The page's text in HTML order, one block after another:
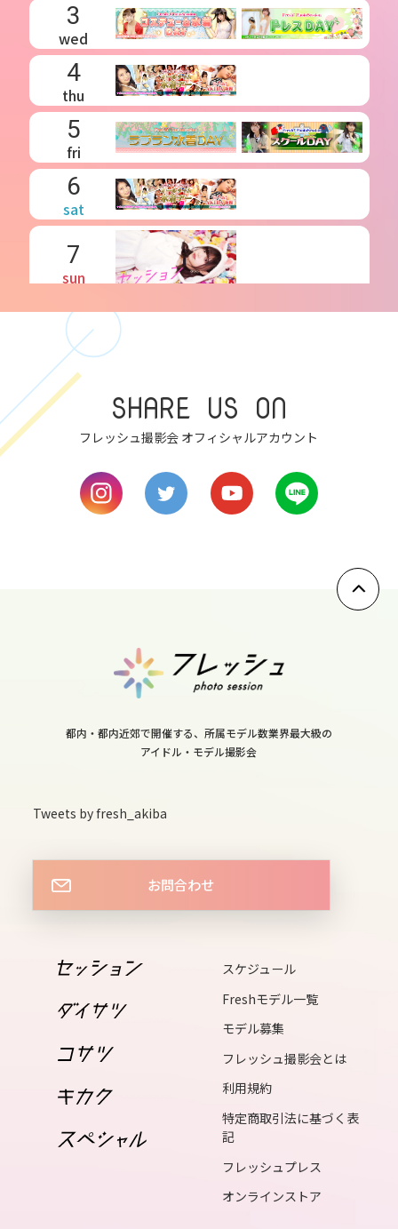
3
wed
4
thu
5
fri
6
sat
7
sun
8
mon
9
tue
10
11
15
mon
wed
18
thu
fri
20
21
sun
mon
SHARE US ON
フレッシュ撮影会 オフィシャルアカウント
都内・都内近郊で開催する、所属モデル数業界最大級の
アイドル・モデル撮影会
Tweets by fresh_akiba
お問合わせ
スケジュール
Freshモデル一覧
モデル募集
フレッシュ撮影会とは
利用規約
特定商取引法に基づく表
記
フレッシュプレス
オンラインストア